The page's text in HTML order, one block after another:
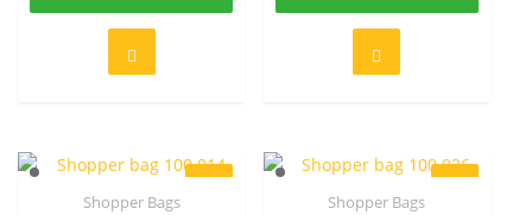
Shopper Bags Shopper Bags